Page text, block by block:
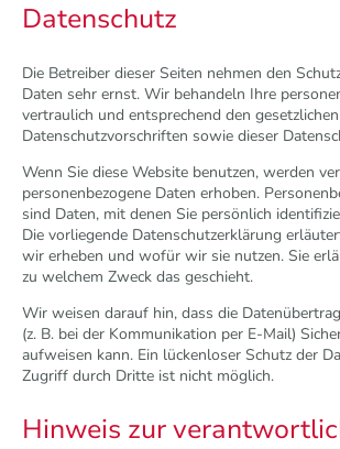
Datenschutz
Die Betreiber dieser Seiten nehmen den
Daten sehr ernst. Wir behandeln Ihre
vertraulich und entsprechend den gesetzlichen
Datenschutzvorschriften sowie dieser
Wenn Sie diese Website benutzen, werden
personenbezogene Daten erhoben.
sind Daten, mit denen Sie persönlich
Die vorliegende Datenschutzerklärung
wir erheben und wofür wir sie nutzen. Sie
zu welchem Zweck das geschieht.
Wir weisen darauf hin, dass die
(z. B. bei der Kommunikation per E-Mail)
aufweisen kann. Ein lückenloser Schutz der
Zugriff durch Dritte ist nicht möglich.
Hinweis zur